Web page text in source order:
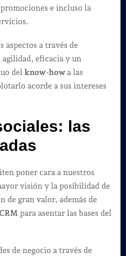
e incluso la
aspectos a través de
agilidad, eficacia y un
del know-howa las
acorde a sus intereses
: las
poner cara a nuestros
visión y la posibilidad de
de gran valor, además de
CRM para asentar las bases del
de negocio a través de